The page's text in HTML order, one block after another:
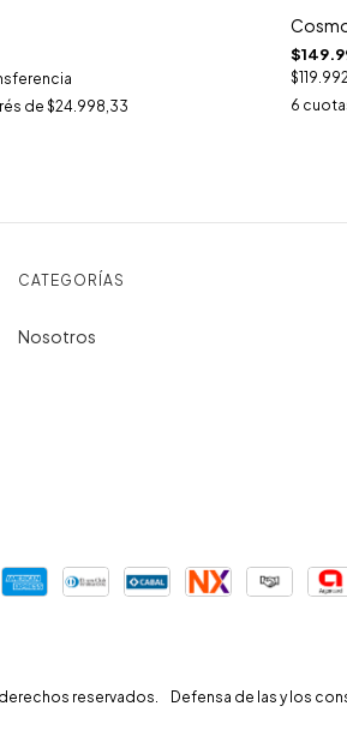
de $24.998,33
6
CATEGORÍAS
Nosotros
reservados. Defensa de las y los